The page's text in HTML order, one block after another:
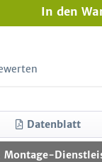
In den
Datenblatt
Montage-